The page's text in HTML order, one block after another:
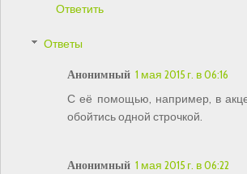
Ответить
Ответы
Анонимный 1 мая 2015 г. в 06:16
С её помощью, например, в
обойтись одной строчкой.
Анонимный 1 мая 2015 г. в 06:22